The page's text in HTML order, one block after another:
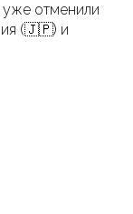
отменили
(🇯🇵) и